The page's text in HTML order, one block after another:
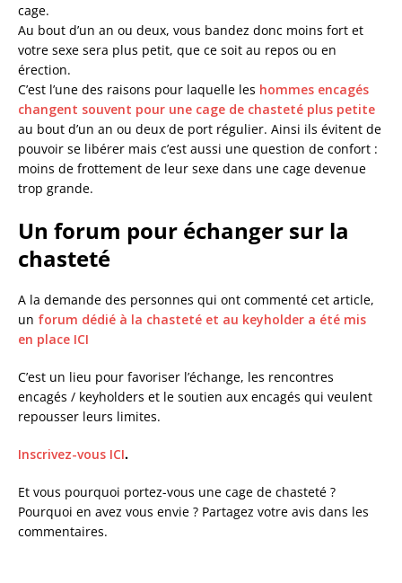
cage.
Au bout d’un an ou deux, vous bandez donc moins fort et
votre sexe sera plus petit, que ce soit au repos ou en
érection.
C’est l’une des raisons pour laquelle les hommes encagés
changent souvent pour une cage de chasteté plus petite
au bout d’un an ou deux de port régulier. Ainsi ils évitent de
pouvoir se libérer mais c’est aussi une question de confort :
moins de frottement de leur sexe dans une cage devenue
trop grande.
Un forum pour échanger sur la
chasteté
A la demande des personnes qui ont commenté cet article,
un forum dédié à la chasteté et au keyholder a été mis
en place ICI
C’est un lieu pour favoriser l’échange, les rencontres
encagés / keyholders et le soutien aux encagés qui veulent
repousser leurs limites.
Inscrivez-vous ICI.
Et vous pourquoi portez-vous une cage de chasteté ?
Pourquoi en avez vous envie ? Partagez votre avis dans les
commentaires.